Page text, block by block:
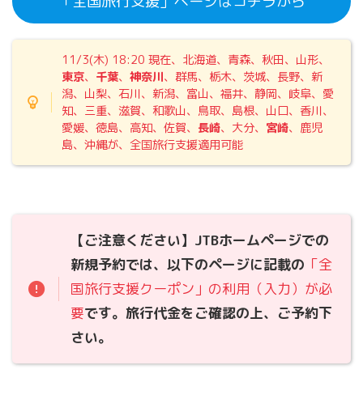
11/3(木) 18:20現在、北海道、青森、秋田、山形、
東京、 千葉、神奈川、群馬、栃木、茨城、長野、新
潟、山梨、石川、新潟、富山、福井、静岡、岐阜、愛
知、三重、滋賀、和歌山、鳥取、島根、山口、香川、
愛媛、徳島、高知、佐賀、 長崎、大分、 宮崎、鹿児
島、沖縄が、全国旅行支援適用可能
【ご注意ください】JTBホームページでの
新規予約では、以下のページに記載の 「全
国旅行支援クーポン」の利用（入力）が必
要です。旅行代金をご確認の上、ご予約下
さい。